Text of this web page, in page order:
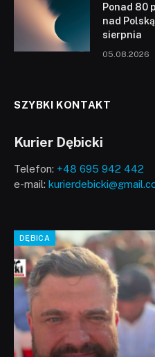
Ponad 80
nad
sierpnia
05.08.2026
SZYBKI KONTAKT
Kurier Dębicki
Telefon: +48 695 942 442
e-mail:
DĘBICA